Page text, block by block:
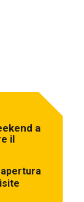
a
il